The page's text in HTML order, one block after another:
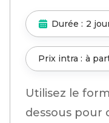
Durée : 2
Prix intra : à
Utilisez le
dessous pour